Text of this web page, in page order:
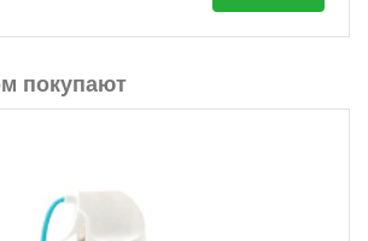
покупают